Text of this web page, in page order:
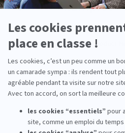
A few examples
Chef de Produit / Product
Responsable des
Sponsoring
Directeur Marketing